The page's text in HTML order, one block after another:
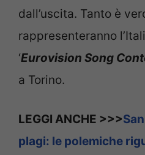
dall’uscita. Tanto è
rappresenteranno
‘Eurovision Song
a Torino.
LEGGI ANCHE >>>
plagi: le polemiche